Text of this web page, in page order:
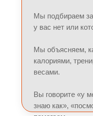
Мы подбираем
у вас нет или
Мы объясняем,
калориями,
весами.
Вы говорите «у
знаю как»,